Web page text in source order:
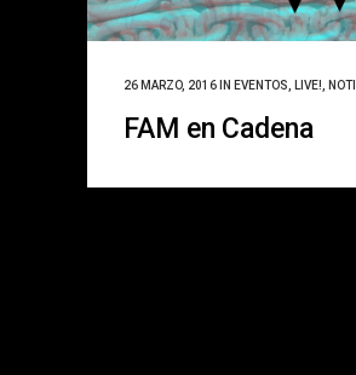
26 MARZO, 2016 IN EVENTOS LIVE!
FAM en Cadena